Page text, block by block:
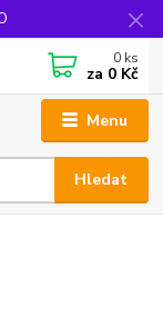
Menu
Hledat
0 ks
za 0 Kč